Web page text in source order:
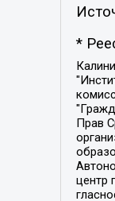
*
Калининградская региональная общественная организация "Экозащита!-Женсовет", Фонд содействия защите прав и свобод граждан "Общественный вердикт", Фонд "Институт Развития Свободы Информации", Частное учреждение "Информационное агентство МЕМО. РУ", Региональная общественная организация "Общественная комиссия по сохранению наследия академика Сахарова", Фонд поддержки свободы